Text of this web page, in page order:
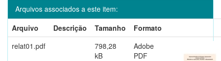
Arquivos associados a este item:
Arquivo
Descrição Tamanho
Formato
relat01.pdf
798,28
kB
Adobe
PDF